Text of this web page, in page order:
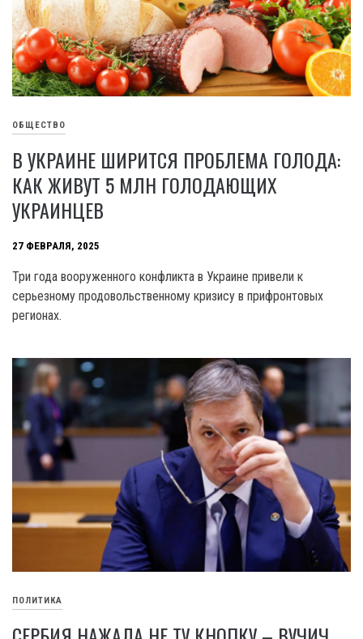
ОБЩЕСТВО
В УКРАИНЕ ШИРИТСЯ ПРОБЛЕМА ГОЛОДА:
КАК ЖИВУТ 5 МЛН ГОЛОДАЮЩИХ
УКРАИНЦЕВ
27 ФЕВРАЛЯ, 2025
Три года вооруженного конфликта в Украине привели к
серьезному продовольственному кризису в прифронтовых
регионах.
ПОЛИТИКА